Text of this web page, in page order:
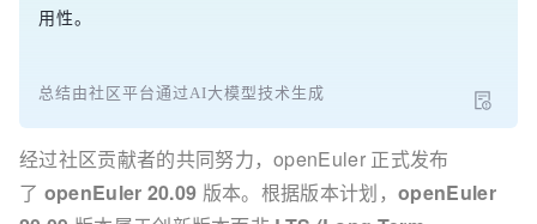
用性。
总结由社区平台通过AI大模型技术生成
经过社区贡献者的共同努力，openEuler 正式发布
了 openEuler 20.09 版本。根据版本计划， openEuler